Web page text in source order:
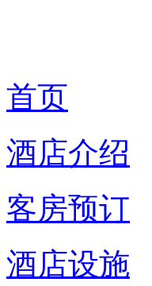
首页
酒店介绍
客房预订
酒店设施